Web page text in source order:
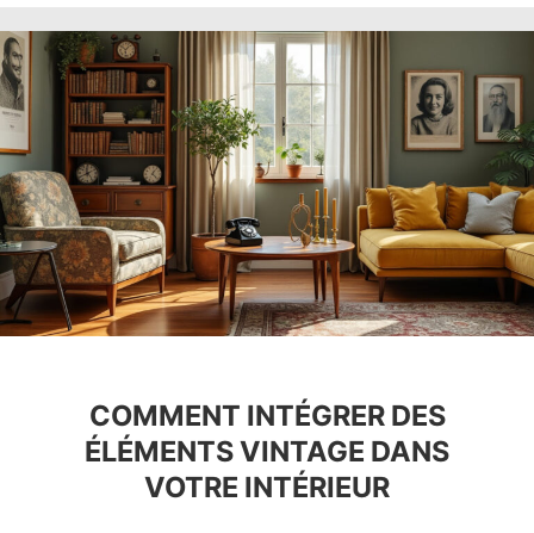
COMMENT INTÉGRER DES
ÉLÉMENTS VINTAGE DANS
VOTRE INTÉRIEUR